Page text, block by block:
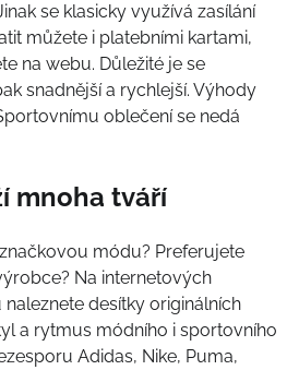
se klasicky využívá zasílání
můžete i platebními kartami,
na webu. Důležité je se
snadnější a rychlejší. Výhody
oblečeníse nedá
mnoha tváří
módu? Preferujete
Na internetových
naleznete desítky originálních
a rytmus módního i sportovního
Adidas, Nike, Puma,